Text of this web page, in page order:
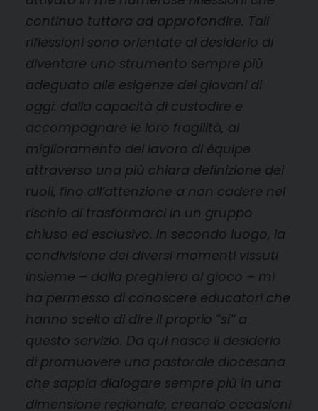
continuo tuttora ad approfondire. Tali
riflessioni sono orientate al desiderio di
diventare uno strumento sempre più
adeguato alle esigenze dei giovani di
oggi: dalla capacità di custodire e
accompagnare le loro fragilità, al
miglioramento del lavoro di équipe
attraverso una più chiara definizione dei
ruoli, fino all’attenzione a non cadere nel
rischio di trasformarci in un gruppo
chiuso ed esclusivo. In secondo luogo, la
condivisione dei diversi momenti vissuti
insieme – dalla preghiera al gioco – mi
ha permesso di conoscere educatori che
hanno scelto di dire il proprio “sì” a
questo servizio. Da qui nasce il desiderio
di promuovere una pastorale diocesana
che sappia dialogare sempre più in una
dimensione regionale, creando occasioni